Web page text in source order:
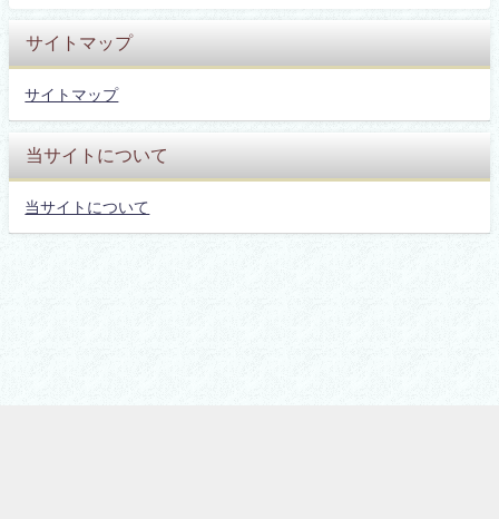
サイトマップ
サイトマップ
当サイトについて
当サイトについて